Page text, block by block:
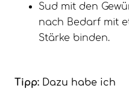
Sud mit den
nach Bedarf mit
Stärke binden.
Tipp: Dazu habe ich